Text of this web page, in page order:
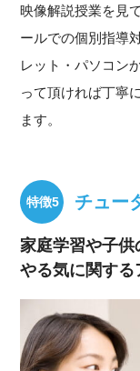
映像解説授業を見
ールでの個別指導
レット・パソコン
って頂ければ丁寧
ます。
チュー
家庭学習や子供
やる気に関する